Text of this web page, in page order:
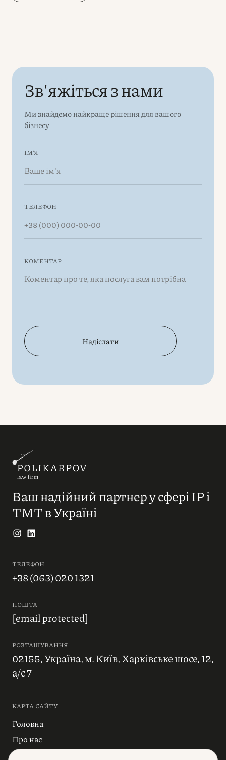
Зв'яжіться з нами
Ми знайдемо найкраще рішення для вашого
бізнесу
ІМ'Я
ТЕЛЕФОН
КОМЕНТАР
Надіслати
Ваш надійний партнер у сфері IP і
ТМТ в Україні
ТЕЛЕФОН
+38 (063) 020 1321
ПОШТА
[email protected]
РОЗТАШУВАННЯ
02155, Україна, м. Київ, Харківське шосе, 12,
а/с 7
КАРТА САЙТУ
Головна
Про нас
Блог